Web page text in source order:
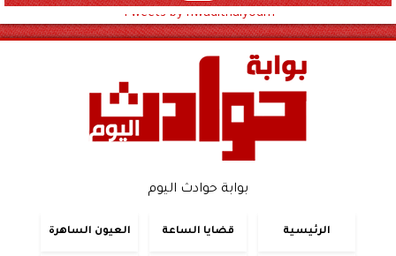
Tweets by hwadithalyoum
بوابة حوادث اليوم
الرئيسية قضايا الساعة العيون الساهرة